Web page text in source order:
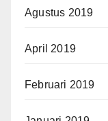
Agustus 2019
April 2019
Februari 2019